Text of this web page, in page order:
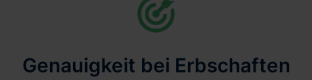
Genauigkeit bei Erbschaften